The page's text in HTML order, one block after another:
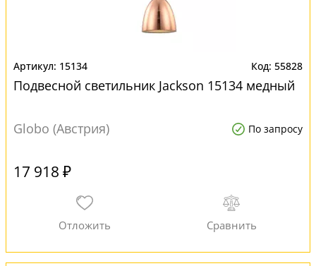
15134 55828
Подвесной светильник Jackson 15134 медный
Globo (Австрия) По запросу
17 918 ₽